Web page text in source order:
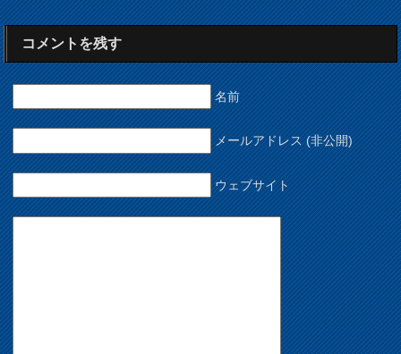
コメントを残す
名前
メールアドレス (非公開)
ウェブサイト